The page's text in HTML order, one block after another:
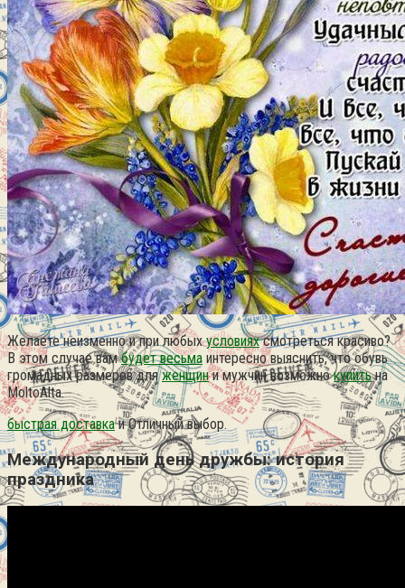
Желаете неизменно и при любыхусловияхсмотреться красиво?
В этом случае вамбудет весьма интересно выяснить, что обувь
громадных размеров дляженщини мужчин возможнокупитьна
MoltoAlta.
быстрая доставкаи Отличный выбор.
Международный день дружбы: история
праздника